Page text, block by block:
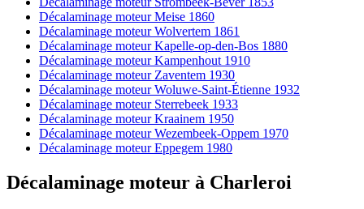
Décalaminage moteur Meise 1860
Décalaminage moteur Wolvertem 1861
Décalaminage moteur Kapelle-op-den-Bos 1880
Décalaminage moteur Kampenhout 1910
Décalaminage moteur Zaventem 1930
Décalaminage moteur Woluwe-Saint-Étienne 1932
Décalaminage moteur Sterrebeek 1933
Décalaminage moteur Kraainem 1950
Décalaminage moteur Wezembeek-Oppem 1970
Décalaminage moteur Eppegem 1980
Décalaminage moteur à Charleroi